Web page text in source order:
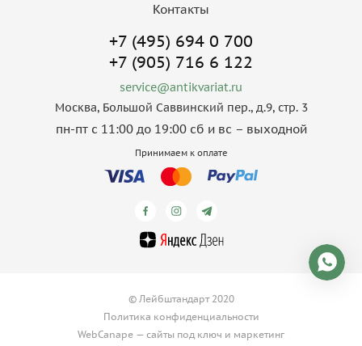
Контакты
+7 (495) 694 0 700
+7 (905) 716 6 122
service@antikvariat.ru
Москва, Большой Саввинский пер., д.9, стр. 3
пн-пт с 11:00 до 19:00 сб и вс – выходной
Принимаем к оплате
© Лейбштандарт 2020
Политика конфиденциальности
WebCanape — сайты под ключ и маркетинг